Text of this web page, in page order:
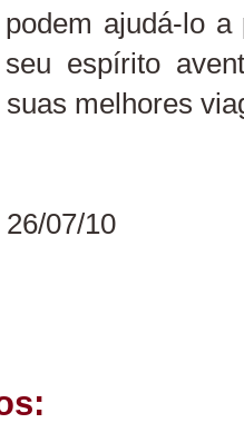
ajudá-lo
seu espírito
melhores
07/10